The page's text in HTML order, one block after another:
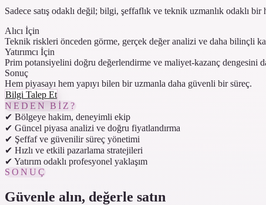
Sadece satış odaklı değil; bilgi, şeffaflık ve teknik uzmanlık odaklı
Alıcı İçin
Teknik riskleri önceden görme, gerçek değer analizi ve daha bilinçli
Yatırımcı İçin
Prim potansiyelini doğru değerlendirme ve maliyet-kazanç dengesini
Sonuç
Hem piyasayı hem yapıyı bilen bir uzmanla daha güvenli bir süreç.
Bilgi Talep Et
NEDEN BIZ?
✔ Bölgeye hakim, deneyimli ekip
✔ Güncel piyasa analizi ve doğru fiyatlandırma
✔ Şeffaf ve güvenilir süreç yönetimi
✔ Hızlı ve etkili pazarlama stratejileri
✔ Yatırım odaklı profesyonel yaklaşım
SONUÇ
Güvenle alın, değerle satın